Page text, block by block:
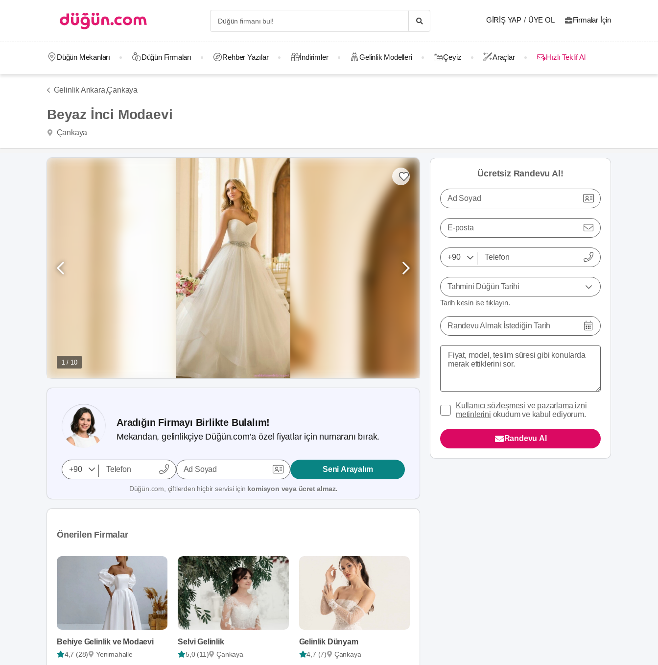
GIRIŞ YAP / ÜYE OL Firmalar İçin
Düğün Mekanları Düğün Firmaları Rehber Yazılar İndirimler Gelinlik Modelleri Çeyiz Araçlar Hızlı Teklif Al
Gelinlik Ankara,Çankaya
Beyaz İnci Modaevi
Çankaya
1 / 10
Aradığın Firmayı Birlikte Bulalım!
Mekandan, gelinlikçiye Düğün.com’a özel fiyatlar için numaranı bırak.
Ad Soyad Seni Arayalım
Düğün.com, çiftlerden hiçbir servisi için komisyon veya ücret almaz.
Önerilen Firmalar
Behiye Gelinlik ve Modaevi
4,7 (28) Yenimahalle
Selvi Gelinlik
5,0 (11) Çankaya
Gelinlik Dünyam
4,7 (7) Çankaya
Ücretsiz Randevu Al!
Ad Soyad
E-posta
Tahmini Düğün Tarihi
Tarih kesin ise tıklayın.
Randevu Almak İstediğin Tarih
Kullanıcı sözleşmesi ve pazarlama izni
metinlerini okudum ve kabul ediyorum.
Randevu Al